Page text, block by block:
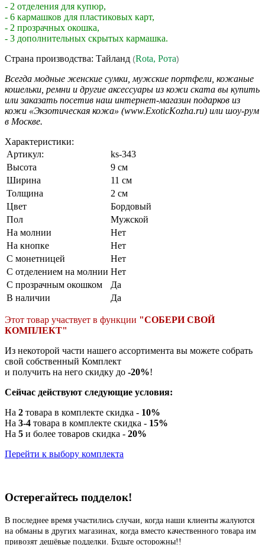
- 2 отделения для купюр,
- 6 кармашков для пластиковых карт,
- 2 прозрачных окошка,
- 3 дополнительных скрытых кармашка.
Страна производства: Тайланд (Rota, Рота)
Всегда модные женские сумки, мужские портфели, кожаные
кошельки, ремни и другие аксессуары из кожи ската вы купить
или заказать посетив наш интернет-магазин подарков из
кожи «Экзотическая кожа» (www.ExoticKozha.ru) или шоу-рум
в Москве.
Характеристики:
Артикул:
ks-343
Высота
9 см
Ширина
11 см
Толщина
2 см
Цвет
Бордовый
Пол
Мужской
На молнии
Нет
На кнопке
Нет
С монетницей
Нет
С отделением на молнии Нет
С прозрачным окошком
Да
В наличии
Да
Этот товар участвует в функции "СОБЕРИ СВОЙ
КОМПЛЕКТ"
Из некоторой части нашего ассортимента вы можете собрать
свой собственный Комплект
и получить на него скидку до -20%!
Сейчас действуют следующие условия:
На 2 товара в комплекте скидка - 10%
На 3-4 товара в комплекте скидка - 15%
На 5 и более товаров скидка - 20%
Перейти к выбору комплекта
Остерегайтесь подделок!
В последнее время участились случаи, когда наши клиенты жалуются
на обманы в других магазинах, когда вместо качественного товара им
привозят дешёвые подделки. Будьте осторожны!!